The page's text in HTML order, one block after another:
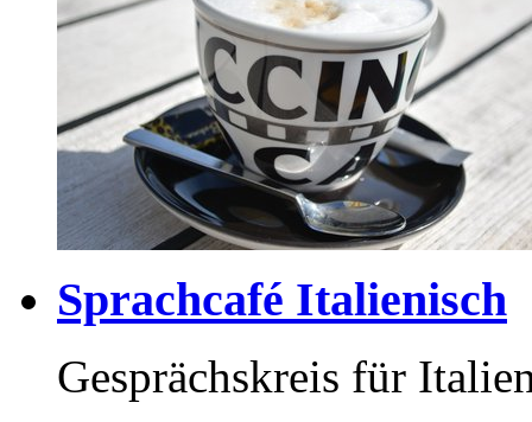
Sprachcafé Italienisch
Gesprächskreis für